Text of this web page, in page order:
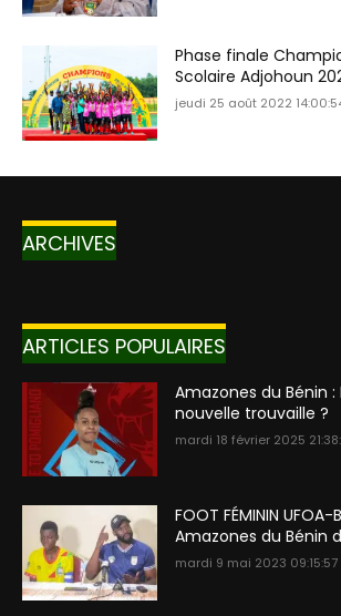
Phase finale
Scolaire Adjohoun
jeudi 25 août 2022
ARCHIVES
ARTICLES POPULAIRES
Amazones du Bénin
nouvelle trouvaille ?
mardi 18 février 2025
FOOT FÉMININ
Amazones du Bénin
mardi 9 mai 2023 09:15:57